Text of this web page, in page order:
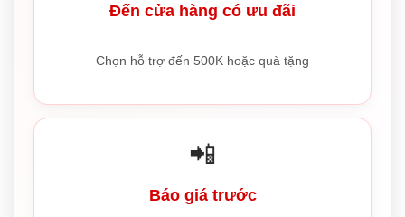
Đến cửa hàng có ưu đãi
Chọn hỗ trợ đến 500K hoặc quà tặng
📲
Báo giá trước